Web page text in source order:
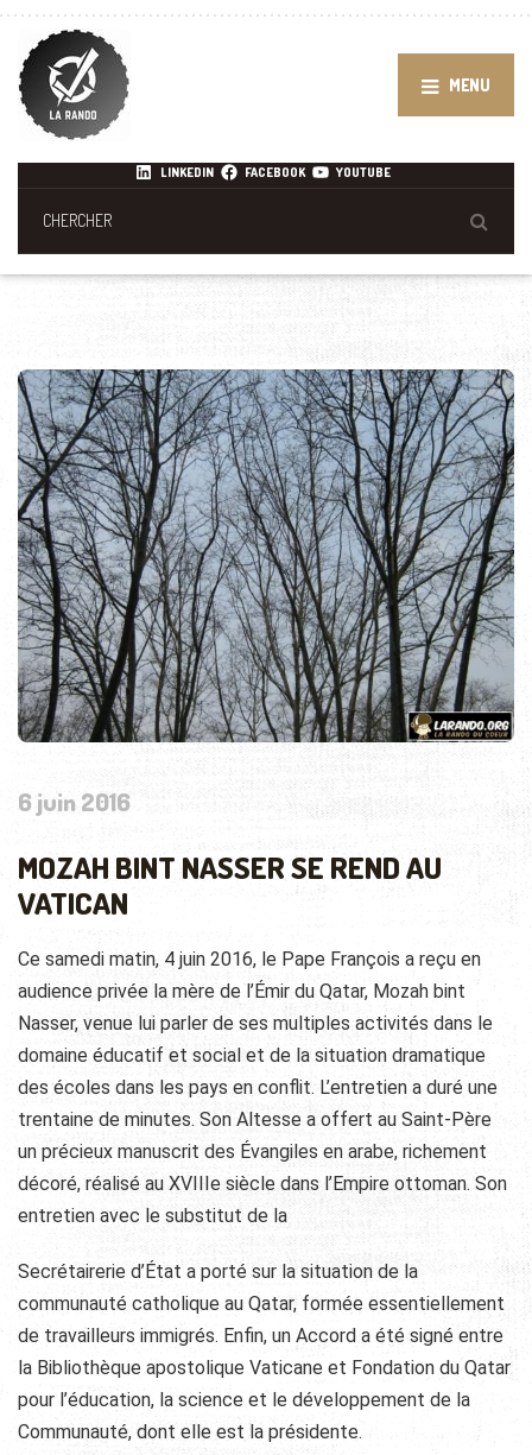
MENU
LINKEDIN FACEBOOK YOUTUBE
6 juin 2016
MOZAH BINT NASSER SE REND AU
VATICAN
Ce samedi matin, 4 juin 2016, le Pape François a reçu en
audience privée la mère de l’Émir du Qatar, Mozah bint
Nasser, venue lui parler de ses multiples activités dans le
domaine éducatif et social et de la situation dramatique
des écoles dans les pays en conflit. L’entretien a duré une
trentaine de minutes. Son Altesse a offert au Saint-Père
un précieux manuscrit des Évangiles en arabe, richement
décoré, réalisé au XVIIIe siècle dans l’Empire ottoman. Son
entretien avec le substitut de la
Secrétairerie d’État a porté sur la situation de la
communauté catholique au Qatar, formée essentiellement
de travailleurs immigrés. Enfin, un Accord a été signé entre
la Bibliothèque apostolique Vaticane et Fondation du Qatar
pour l’éducation, la science et le développement de la
Communauté, dont elle est la présidente.